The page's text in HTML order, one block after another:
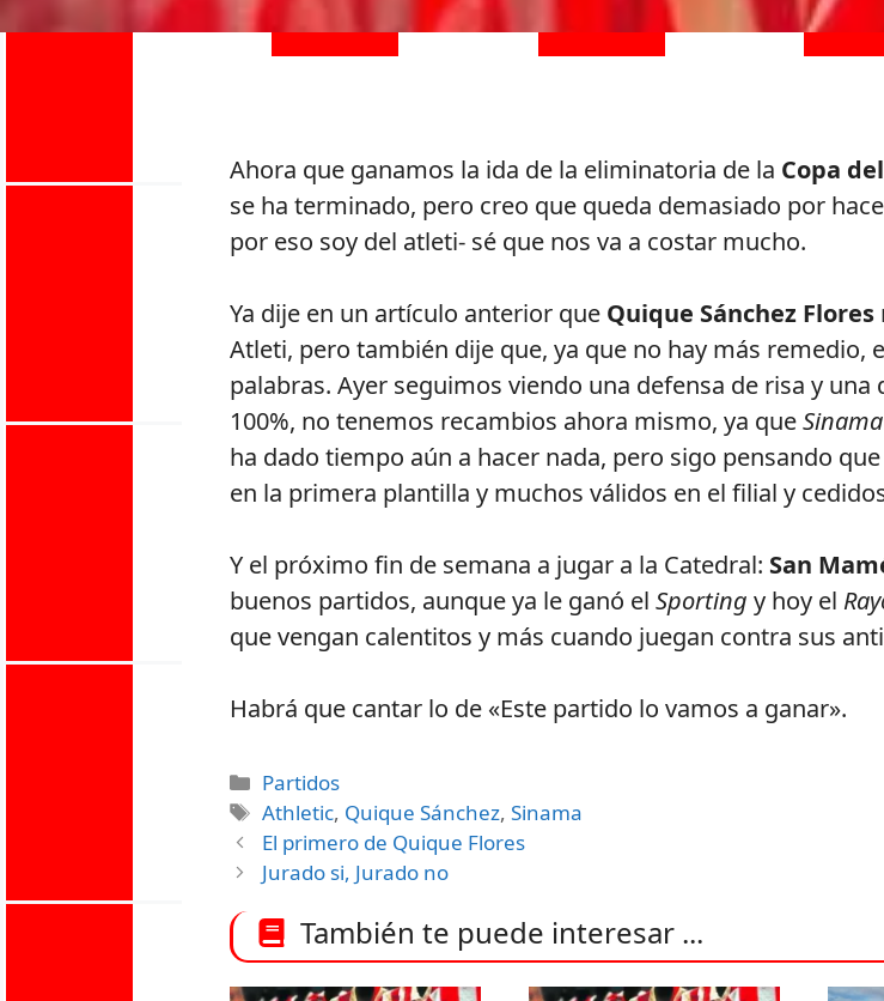
Ahora que ganamos la ida de la eliminatoria de la Copa
se ha terminado, pero creo que queda demasiado por
por eso soy del atleti- sé que nos va a costar mucho.
Ya dije en un artículo anterior que Quique Sánchez Flores
Atleti, pero también dije que, ya que no hay más remedio,
palabras. Ayer seguimos viendo una defensa de risa y una
100%, no tenemos recambios ahora mismo, ya que
ha dado tiempo aún a hacer nada, pero sigo pensando
en la primera plantilla y muchos válidos en el filial y
Y el próximo fin de semana a jugar a la Catedral: San
buenos partidos, aunque ya le ganó el Sporting y hoy el
que vengan calentitos y más cuando juegan contra sus
Habrá que cantar lo de «Este partido lo vamos a ganar».
Categorías
Partidos
Etiquetas
Athletic, Quique Sánchez,Sinama
El primero de Quique Flores
Jurado si, Jurado no
También te puede interesar ...